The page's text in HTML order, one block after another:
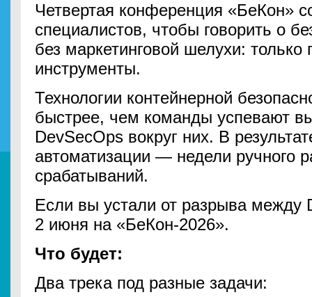
Четвертая конференция «БеКон»
специалистов, чтобы говорить о
без маркетинговой шелухи: только
инструменты.
Технологии контейнерной
быстрее, чем команды успевают
DevSecOps вокруг них. В
автоматизации — недели ручного
срабатываний.
Если вы устали от разрыва между
2 июня на «БеКон-2026».
Что будет:
Два трека под разные задачи: